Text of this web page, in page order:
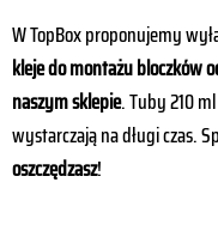
W TopBox proponujemy
kleje do montażu bloczków
naszym sklepie. Tuby 210
wystarczają na długi czas.
oszczędzasz!